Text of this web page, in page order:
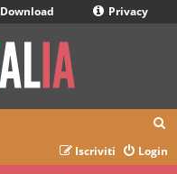
Download Privacy
r
Login
Iscriviti